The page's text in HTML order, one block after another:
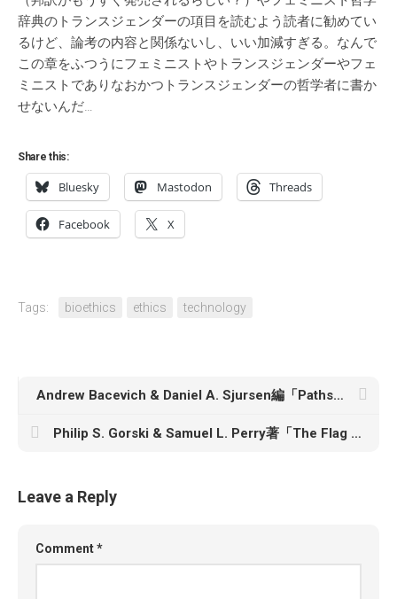
辞典のトランスジェンダーの項目を読むよう読者に勧めてい
るけど、論考の内容と関係ないし、いい加減すぎる。なんで
この章をふつうにフェミニストやトランスジェンダーやフェ
ミニストでありなおかつトランスジェンダーの哲学者に書か
せないんだ…
Share this:
Bluesky Mastodon Threads
Facebook X
Tags: bioethics ethics technology
Andrew Bacevich & Daniel A. Sjursen編「Paths of Dissent: Soldiers Speak Out Against America’s Misguided Wars」
Philip S. Gorski & Samuel L. Perry著「The Flag and the Cross: White Christian Nationalism and the Threat to American Democracy」
Leave a Reply
Comment*